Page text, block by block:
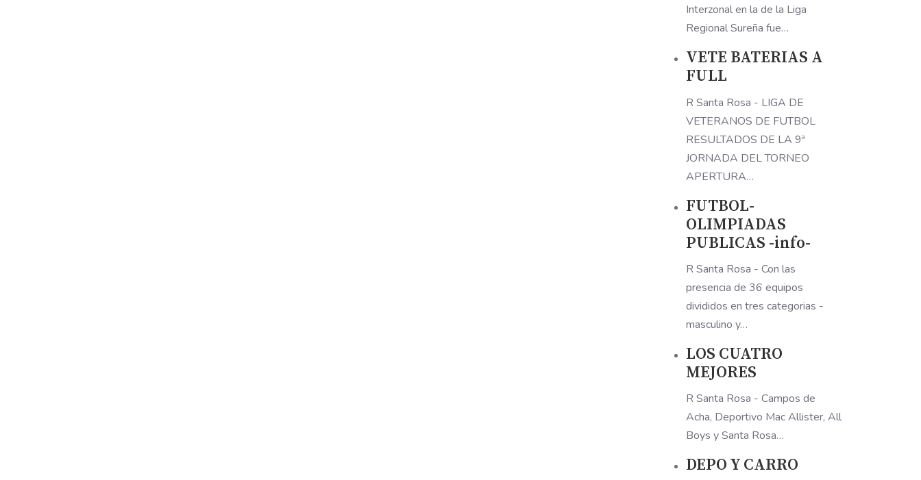
Interzonal en la de la Liga
Regional Sureña fue…
VETE BATERIAS A
FULL
R Santa Rosa - LIGA DE
VETERANOS DE FUTBOL
RESULTADOS DE LA 9ª
JORNADA DEL TORNEO
APERTURA…
FUTBOL-
OLIMPIADAS
PUBLICAS -info-
R Santa Rosa - Con las
presencia de 36 equipos
divididos en tres categorias -
masculino y…
LOS CUATRO
MEJORES
R Santa Rosa - Campos de
Acha, Deportivo Mac Allister, All
Boys y Santa Rosa…
DEPO Y CARRO